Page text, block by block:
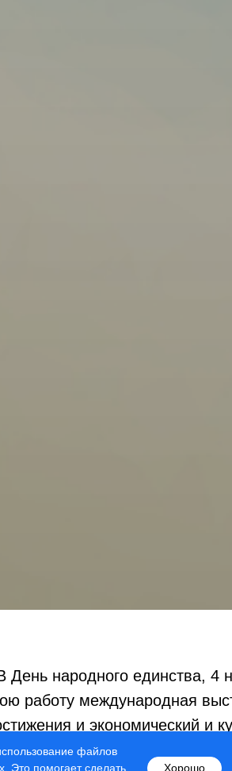
День народного единства, 4
работу международная
и экономический и
регионов Российской
файлов
Это помогает сделать
Хорошо